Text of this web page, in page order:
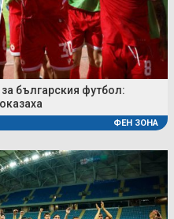
българския футбол:
ФЕН ЗОНА